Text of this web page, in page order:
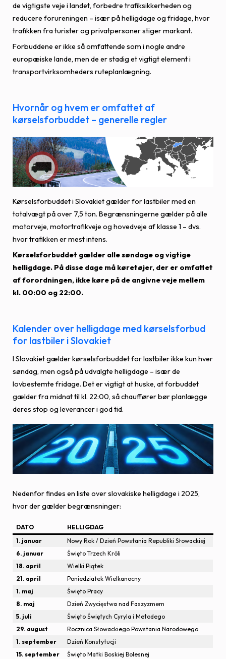
de vigtigste veje i landet, forbedre trafiksikkerheden og
reducere forureningen – især på helligdage og fridage, hvor
trafikken fra turister og privatpersoner stiger markant.
Forbuddene er ikke så omfattende som i nogle andre
europæiske lande, men de er stadig et vigtigt element i
transportvirksomheders ruteplanlægning.
Hvornår og hvem er omfattet af
kørselsforbuddet – generelle regler
Kørselsforbuddet i Slovakiet gælder for lastbiler med en
totalvægt på over 7,5 ton. Begrænsningerne gælder på alle
motorveje, motortrafikveje og hovedveje af klasse 1 – dvs.
hvor trafikken er mest intens.
Kørselsforbuddet gælder alle søndage og vigtige
helligdage. På disse dage må køretøjer, der er omfattet
af forordningen, ikke køre på de angivne veje mellem
kl. 00:00 og 22:00.
Kalender over helligdage med kørselsforbud
for lastbiler i Slovakiet
I Slovakiet gælder kørselsforbuddet for lastbiler ikke kun hver
søndag, men også på udvalgte helligdage – især de
lovbestemte fridage. Det er vigtigt at huske, at forbuddet
gælder fra midnat til kl. 22:00, så chauffører bør planlægge
deres stop og leverancer i god tid.
Nedenfor findes en liste over slovakiske helligdage i 2025,
hvor der gælder begrænsninger:
DATO
HELLIGDAG
1. januar
Nowy Rok / Dzień Powstania Republiki Słowackiej
6. januar
Święto Trzech Króli
18. april
Wielki Piątek
21. april
Poniedziałek Wielkanocny
1. maj
Święto Pracy
8. maj
Dzień Zwycięstwa nad Faszyzmem
5. juli
Święto Świętych Cyryla i Metodego
29. august
Rocznica Słowackiego Powstania Narodowego
1. september
Dzień Konstytucji
15. september
Święto Matki Boskiej Bolesnej